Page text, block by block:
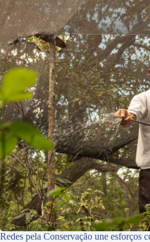
Redes pela Conservação une esforços